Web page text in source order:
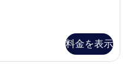
料金を表示